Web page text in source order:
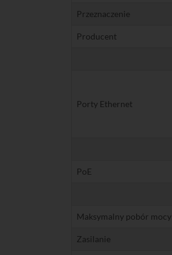
Przeznaczenie
Producent
Porty Ethernet
PoE
Maksymalny pobór mocy
Zasilanie